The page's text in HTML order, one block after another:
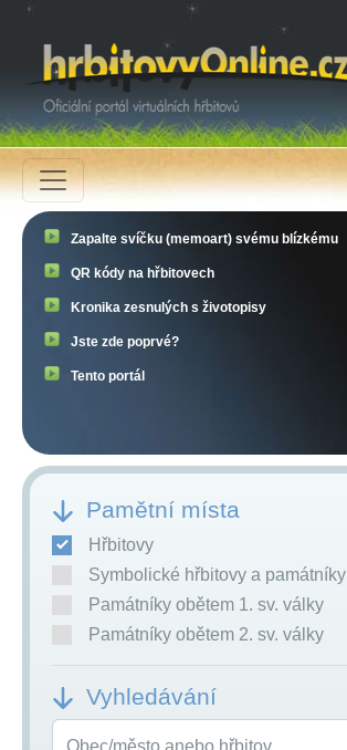
Zapalte svíčku (memoart) svému blízkému
QR kódy na hřbitovech
Kronika zesnulých s životopisy
Jste zde poprvé?
Tento portál
Pamětní místa
Hřbitovy
Symbolické hřbitovy a památníky
Památníky obětem 1. sv. války
Památníky obětem 2. sv. války
Vyhledávání
Obec/město anebo hřbitov